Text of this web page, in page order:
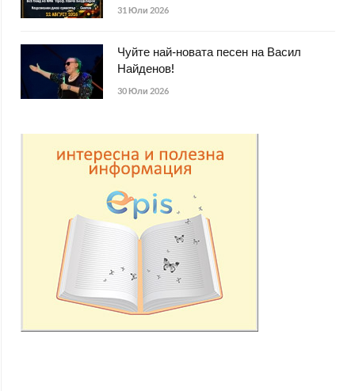
31 Юли 2026
Чуйте най-новата песен на Васил
Найденов!
30 Юли 2026